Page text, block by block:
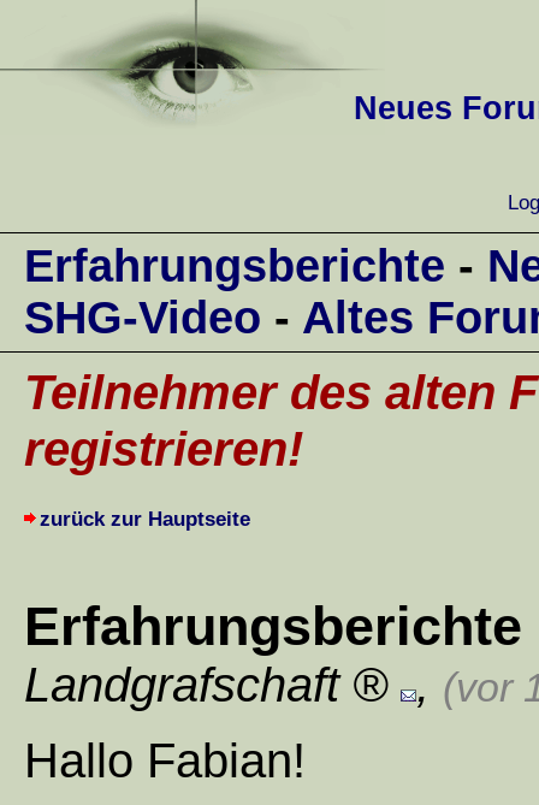
Neues
Erfahrungsberichte -
SHG-Video - Altes
Teilnehmer des alten
registrieren!
zurück zur Hauptseite
Erfahrungsberichte
Landgrafschaft , (vor
Hallo Fabian!